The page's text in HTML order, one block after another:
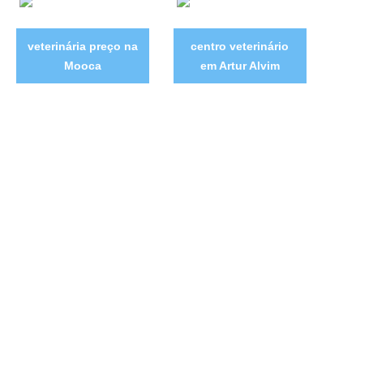
veterinária preço na
Mooca
centro veterinário
em Artur Alvim